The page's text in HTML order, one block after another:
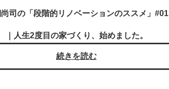
司の「段階的リノベーションのススメ」#01
｜人生2度目の家づくり、始めました。
続きを読む